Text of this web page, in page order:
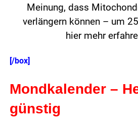
Meinung, dass
verlängern können – um
hier mehr
[/box]
Mondkalender –
günstig